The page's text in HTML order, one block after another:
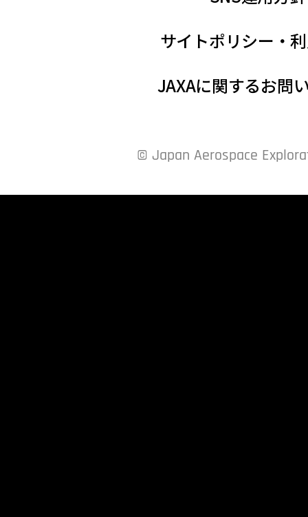
サイトポリシー・
JAXAに関するお問
© Japan Aerospace